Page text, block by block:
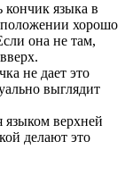
языка в
положении хорошо
она не там,
не дает это
выглядит
языком верхней
делают это